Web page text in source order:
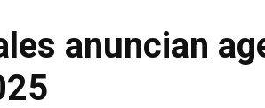
anuncian